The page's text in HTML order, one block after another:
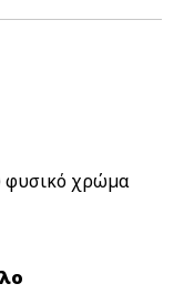
φυσικό χρώμα